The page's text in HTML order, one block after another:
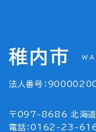
稚内市
法人番号：
〒097-8686 北海道
電話：0162-23-